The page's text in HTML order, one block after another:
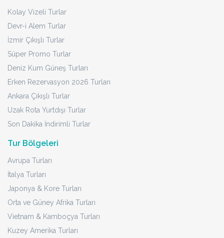
Kolay Vizeli Turlar
Devr-i Alem Turlar
İzmir Çıkışlı Turlar
Süper Promo Turlar
Deniz Kum Güneş Turları
Erken Rezervasyon 2026 Turları
Ankara Çıkışlı Turlar
Uzak Rota Yurtdışı Turlar
Son Dakika İndirimli Turlar
Tur Bölgeleri
Avrupa Turları
İtalya Turları
Japonya & Kore Turları
Orta ve Güney Afrika Turları
Vietnam & Kamboçya Turları
Kuzey Amerika Turları